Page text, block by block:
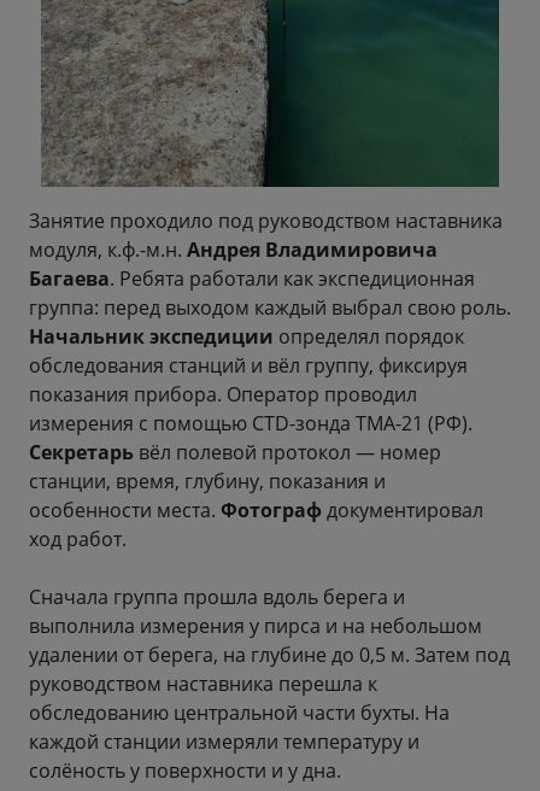
Занятие проходило под руководством наставника
модуля, к.ф.-м.н. Андрея Владимировича
Багаева. Ребята работали как экспедиционная
группа: перед выходом каждый выбрал свою роль.
Начальник экспедиции определял порядок
обследования станций и вёл группу, фиксируя
показания прибора. Оператор проводил
измерения с помощью CTD-зонда ТМА-21 (РФ).
Секретарь вёл полевой протокол — номер
станции, время, глубину, показания и
особенности места. Фотографдокументировал
ход работ.
Сначала группа прошла вдоль берега и
выполнила измерения у пирса и на небольшом
удалении от берега, на глубине до 0,5 м. Затем под
руководством наставника перешла к
обследованию центральной части бухты. На
каждой станции измеряли температуру и
солёность у поверхности и у дна.